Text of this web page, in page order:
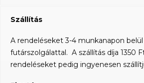
Szállítás
A rendeléseket 3-4 munkanapon
futárszolgálattal. A szállítás díja 1350
rendeléseket pedig ingyenesen